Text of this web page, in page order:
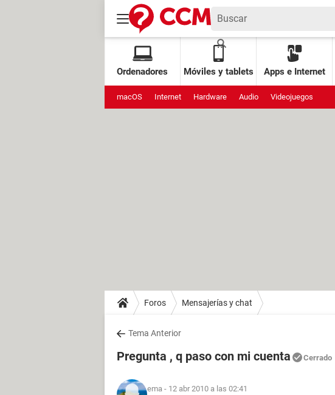
Ordenadores Móviles y tablets Apps e Internet
macOS Internet Hardware Audio Videojuegos
Foros Mensajerías y chat
Tema Anterior
Pregunta , q paso con mi cuenta Cerrado
ema - 12 abr 2010 a las 02:41